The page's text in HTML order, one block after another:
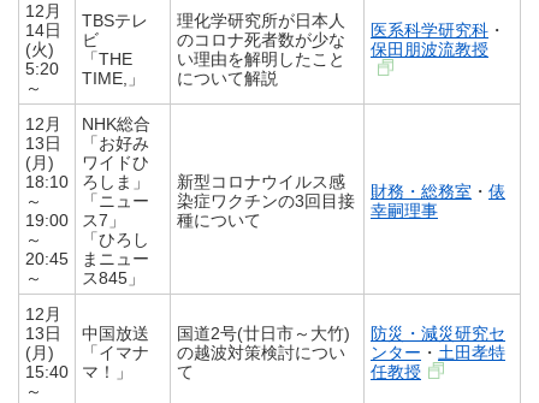
12月
14日
(火)
5:20
～
TBSテレ
ビ
「THE
TIME,」
理化学研究所が日本人
のコロナ死者数が少な
い理由を解明したこと
について解説
医系科学研究科 ・
保田朋波流教授
12月
13日
(月)
18:10
～
19:00
～
20:45
～
NHK総合
「お好み
ワイドひ
ろしま」
「ニュー
ス7」
「ひろし
まニュー
ス845」
新型コロナウイルス感
染症ワクチンの3回目接
種について
財務・総務室 ・ 俵
幸嗣理事
12月
13日
(月)
15:40
～
中国放送
「イマナ
マ！」
国道2号(廿日市～大竹)
の越波対策検討につい
て
防災・減災研究セ
ンター ・ 土田孝特
任教授